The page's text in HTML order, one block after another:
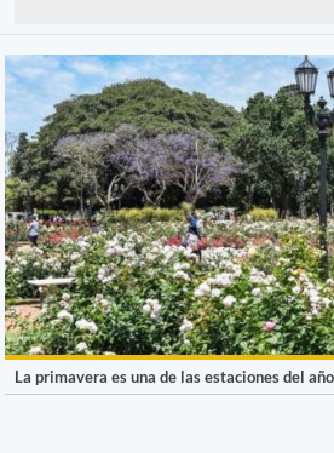
La primavera es una de las estaciones del